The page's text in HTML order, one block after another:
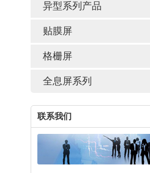
异型系列产品
贴膜屏
格栅屏
全息屏系列
联系我们